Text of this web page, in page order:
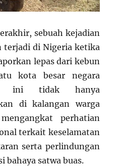
sebuah kejadian
terjadi di Nigeria ketika
lepas dari kebun
kota besar negara
ini tidak hanya
di kalangan warga
perhatian
terkait keselamatan
serta perlindungan
bahaya satwa buas.